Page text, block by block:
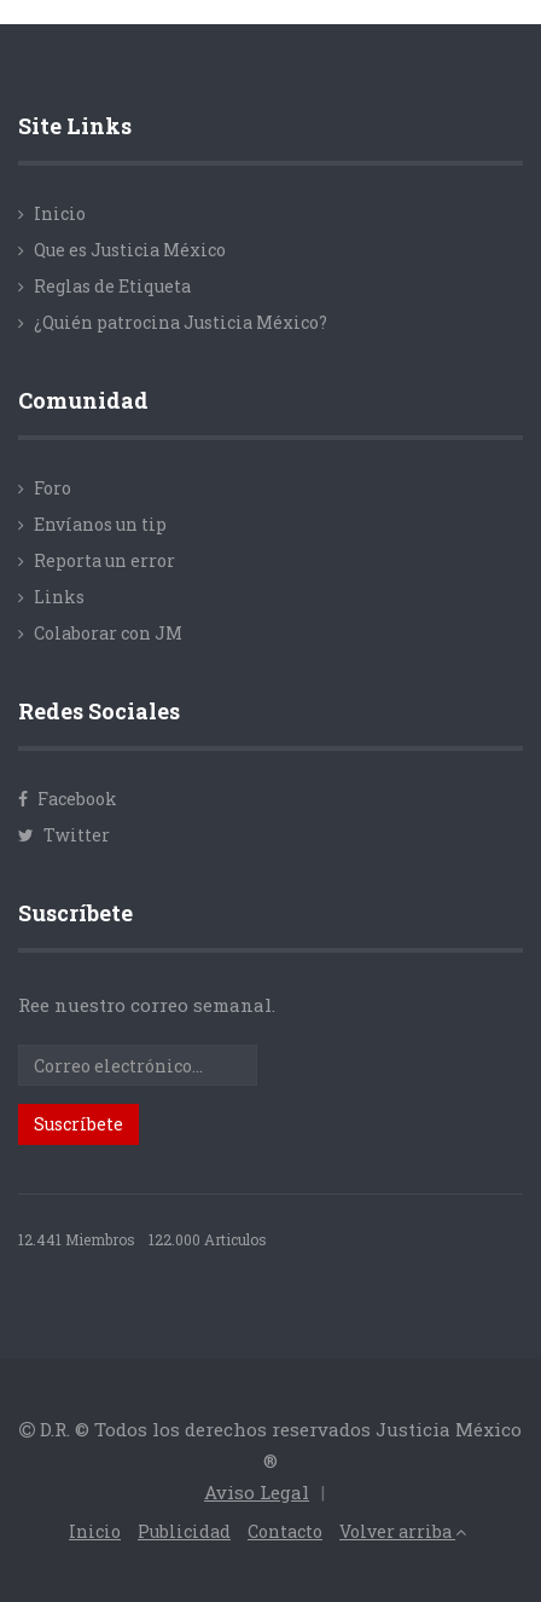
Site Links
Inicio
Que es Justicia México
Reglas de Etiqueta
¿Quién patrocina Justicia México?
Comunidad
Foro
Envíanos un tip
Reporta un error
Links
Colaborar con JM
Redes Sociales
Facebook
Twitter
Suscríbete
Ree nuestro correo semanal.
12.441 Miembros 122.000 Articulos
D.R. © Todos los derechos reservados Justicia México
®
Aviso Legal |
Inicio Publicidad Contacto Volver arriba